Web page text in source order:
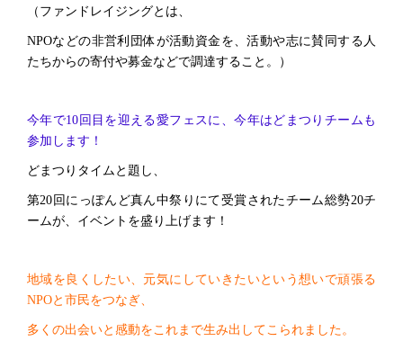
（ファンドレイジングとは、
NPOなどの非営利団体が活動資金を、活動や志に賛同する人
たちからの寄付や募金などで調達すること。）
今年で10回目を迎える愛フェスに、今年はどまつりチームも
参加します！
どまつりタイムと題し、
第20回にっぽんど真ん中祭りにて受賞されたチーム総勢20チ
ームが、イベントを盛り上げます！
地域を良くしたい、元気にしていきたいという想いで頑張る
NPOと市民をつなぎ、
多くの出会いと感動をこれまで生み出してこられました。